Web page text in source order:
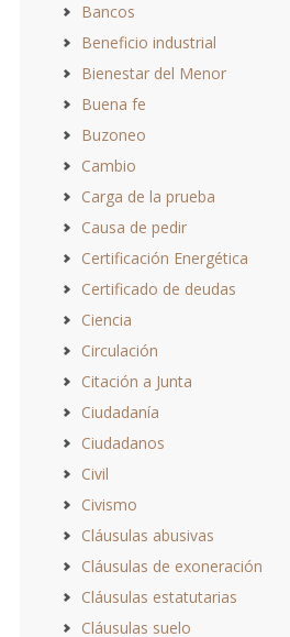
Bancos
Beneficio industrial
Bienestar del Menor
Buena fe
Buzoneo
Cambio
Carga de la prueba
Causa de pedir
Certificación Energética
Certificado de deudas
Ciencia
Circulación
Citación a Junta
Ciudadanía
Ciudadanos
Civil
Civismo
Cláusulas abusivas
Cláusulas de exoneración
Cláusulas estatutarias
Cláusulas suelo